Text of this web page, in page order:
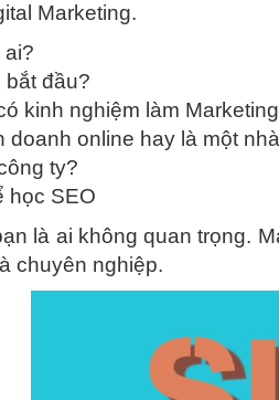
Marketing.
ai?
đầu?
kinh nghiệm làm
doanh online hay là một
ty?
học SEO
là ai không quan trọng.
chuyên nghiệp.